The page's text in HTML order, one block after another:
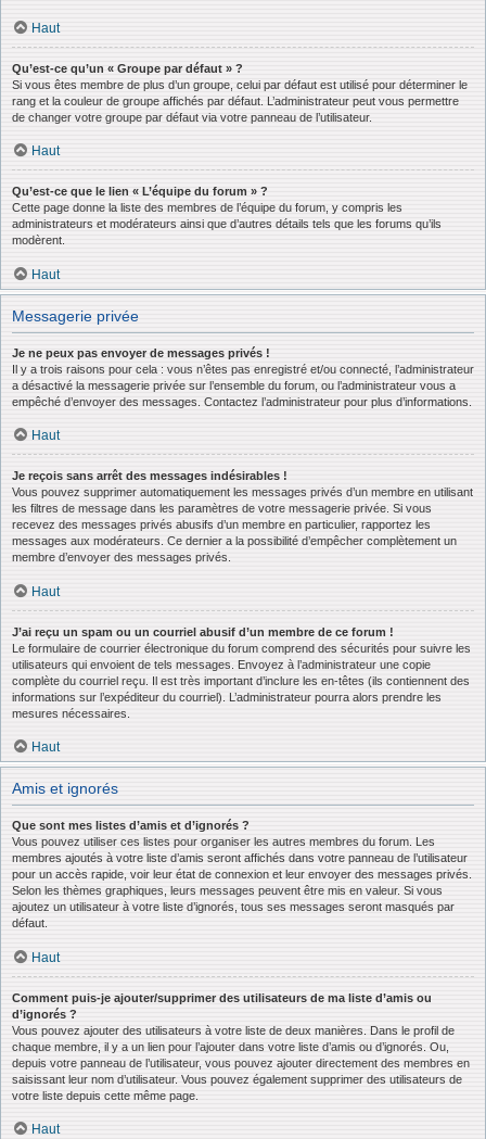
Haut
Qu’est-ce qu’un « Groupe par défaut » ?
Si vous êtes membre de plus d’un groupe, celui par défaut est utilisé pour déterminer le
rang et la couleur de groupe affichés par défaut. L’administrateur peut vous permettre
de changer votre groupe par défaut via votre panneau de l’utilisateur.
Haut
Qu’est-ce que le lien « L’équipe du forum » ?
Cette page donne la liste des membres de l’équipe du forum, y compris les
administrateurs et modérateurs ainsi que d’autres détails tels que les forums qu’ils
modèrent.
Haut
Messagerie privée
Je ne peux pas envoyer de messages privés !
Il y a trois raisons pour cela : vous n’êtes pas enregistré et/ou connecté, l’administrateur
a désactivé la messagerie privée sur l’ensemble du forum, ou l’administrateur vous a
empêché d’envoyer des messages. Contactez l’administrateur pour plus d’informations.
Haut
Je reçois sans arrêt des messages indésirables !
Vous pouvez supprimer automatiquement les messages privés d’un membre en utilisant
les filtres de message dans les paramètres de votre messagerie privée. Si vous
recevez des messages privés abusifs d’un membre en particulier, rapportez les
messages aux modérateurs. Ce dernier a la possibilité d’empêcher complètement un
membre d’envoyer des messages privés.
Haut
J’ai reçu un spam ou un courriel abusif d’un membre de ce forum !
Le formulaire de courrier électronique du forum comprend des sécurités pour suivre les
utilisateurs qui envoient de tels messages. Envoyez à l’administrateur une copie
complète du courriel reçu. Il est très important d’inclure les en-têtes (ils contiennent des
informations sur l’expéditeur du courriel). L’administrateur pourra alors prendre les
mesures nécessaires.
Haut
Amis et ignorés
Que sont mes listes d’amis et d’ignorés ?
Vous pouvez utiliser ces listes pour organiser les autres membres du forum. Les
membres ajoutés à votre liste d’amis seront affichés dans votre panneau de l’utilisateur
pour un accès rapide, voir leur état de connexion et leur envoyer des messages privés.
Selon les thèmes graphiques, leurs messages peuvent être mis en valeur. Si vous
ajoutez un utilisateur à votre liste d’ignorés, tous ses messages seront masqués par
défaut.
Haut
Comment puis-je ajouter/supprimer des utilisateurs de ma liste d’amis ou
d’ignorés ?
Vous pouvez ajouter des utilisateurs à votre liste de deux manières. Dans le profil de
chaque membre, il y a un lien pour l’ajouter dans votre liste d’amis ou d’ignorés. Ou,
depuis votre panneau de l’utilisateur, vous pouvez ajouter directement des membres en
saisissant leur nom d’utilisateur. Vous pouvez également supprimer des utilisateurs de
votre liste depuis cette même page.
Haut